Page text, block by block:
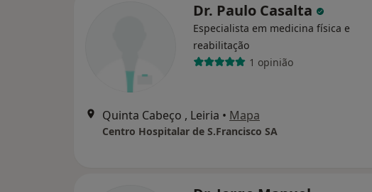
Dr. Paulo Casalta
Especialista em medicina física e
reabilitação
1 opinião
Quinta Cabeço , Leiria • Mapa
Centro Hospitalar de S.Francisco SA